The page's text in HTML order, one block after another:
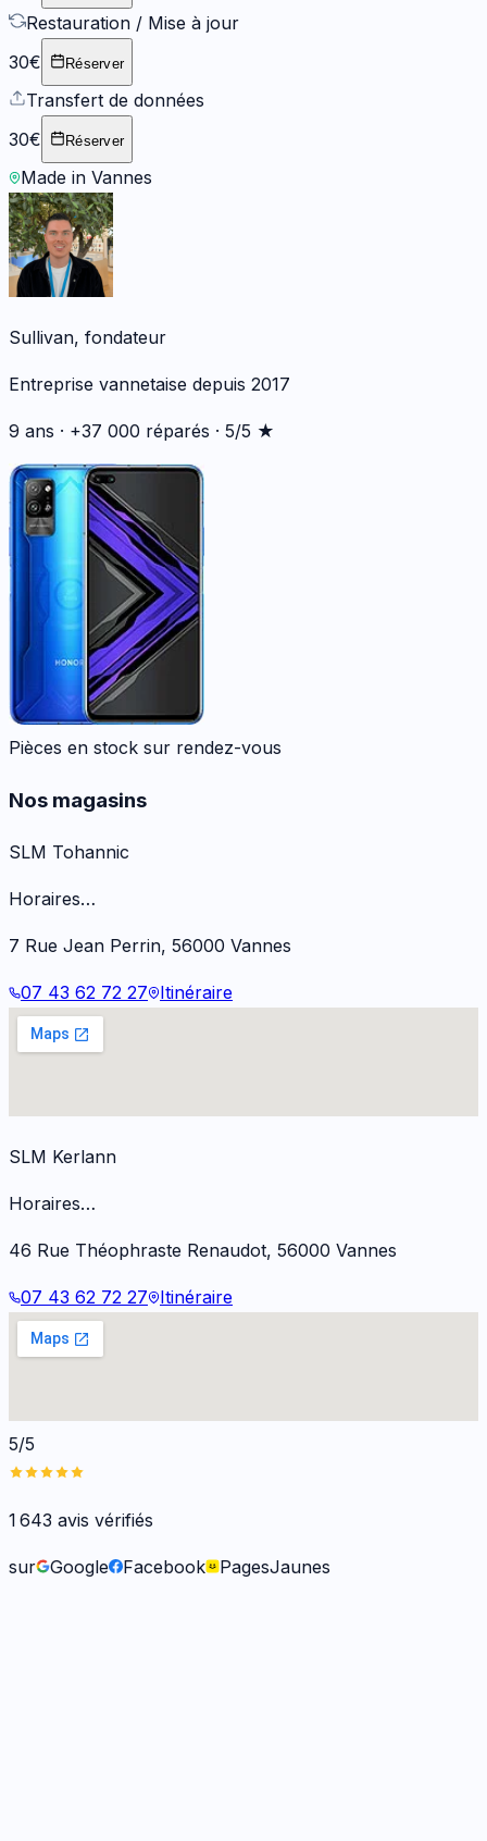
Restauration / Mise à jour
30€
Réserver
Transfert de données
30€
Réserver
Made in Vannes
Sullivan, fondateur
Entreprise vannetaise depuis 2017
9 ans · +37 000 réparés · 5/5 ★
Pièces en stock sur rendez-vous
Nos magasins
SLM Tohannic
Horaires…
7 Rue Jean Perrin, 56000 Vannes
07 43 62 72 27 Itinéraire
SLM Kerlann
Horaires…
46 Rue Théophraste Renaudot, 56000 Vannes
07 43 62 72 27 Itinéraire
5/5
1 643 avis vérifiés
sur Google Facebook PagesJaunes